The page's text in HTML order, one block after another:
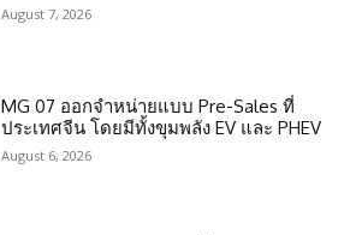
August 7, 2026
MG 07 ออกจำหน่ายแบบ Pre-Sales ที่
ประเทศจีน โดยมีทั้งขุมพลัง EV และ PHEV
August 6, 2026